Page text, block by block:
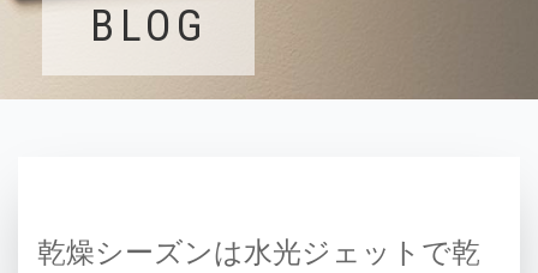
BLOG
乾燥シーズンは水光ジェットで乾